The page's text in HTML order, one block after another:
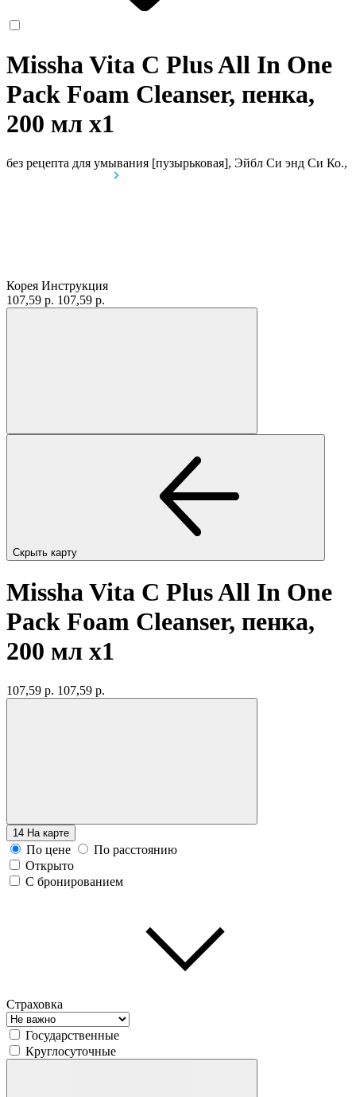
Missha Vita C Plus All In One
Pack Foam Cleanser, пенка,
200 мл x1
без рецепта для умывания [пузырьковая], Эйбл Си энд Си Ко.,
Корея Инструкция
107,59 р. 107,59 р.
Скрыть карту
Missha Vita C Plus All In One
Pack Foam Cleanser, пенка,
200 мл x1
107,59 р. 107,59 р.
14 На карте
По цене
По расстоянию
Открыто
С бронированием
Страховка
Государственные
Круглосуточные